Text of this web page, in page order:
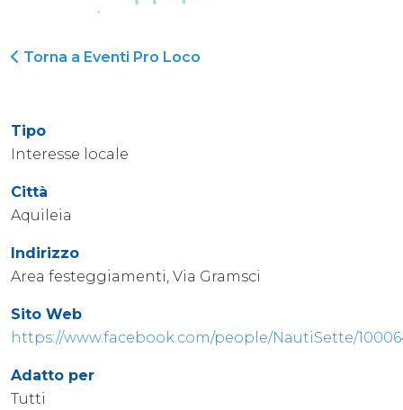
Torna a Eventi Pro Loco
Tipo
Interesse locale
Città
Aquileia
Indirizzo
Area festeggiamenti, Via Gramsci
Sito Web
https://www.facebook.com/people/NautiSette/
Adatto per
Tutti